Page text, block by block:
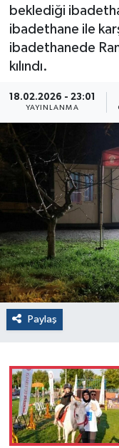
beklediği
ibadethane ile
ibadethanede
kılındı.
18.02.2026 - 23:01
YAYINLANMA
Paylaş
Son Dakika
Haber Arşivi